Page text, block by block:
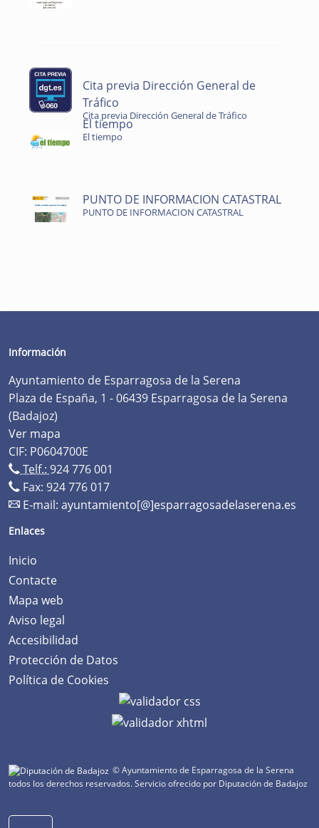
Cita previa Dirección General de
Tráfico
Cita previa Dirección General de Tráfico
El tiempo
El tiempo
PUNTO DE INFORMACION CATASTRAL
PUNTO DE INFORMACION CATASTRAL
Información
Ayuntamiento de Esparragosa de la Serena
Plaza de España, 1 - 06439 Esparragosa de la Serena
(Badajoz)
Ver mapa
CIF: P0604700E
Telf.: 924 776 001
Fax: 924 776 017
E-mail: ayuntamiento[@]esparragosadelaserena.es
Enlaces
Inicio
Contacte
Mapa web
Aviso legal
Accesibilidad
Protección de Datos
Política de Cookies
© Ayuntamiento de Esparragosa de la Serena
todos los derechos reservados.Servicio ofrecido por Diputación de Badajoz